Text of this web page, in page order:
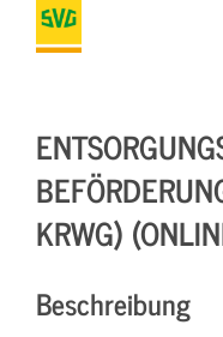
KRWG)
Beschreibung